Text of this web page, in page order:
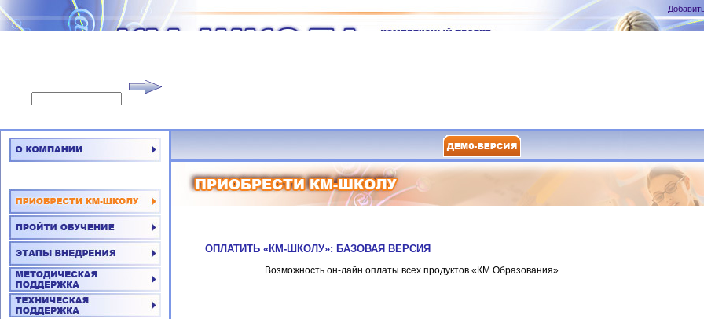
ОПЛАТИТЬ «КМ-ШКОЛУ»: БАЗОВАЯ ВЕРСИЯ
Возможность он-лайн оплаты всех продуктов «КМ Образования»